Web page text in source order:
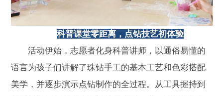
科普课堂零距离，点钻技艺初体验
活动伊始，志愿者化身科普讲师，以通俗易懂的
语言为孩子们讲解了珠钻手工的基本工艺和色彩搭配
美学，并逐步演示点钻制作的全过程。从工具握持到